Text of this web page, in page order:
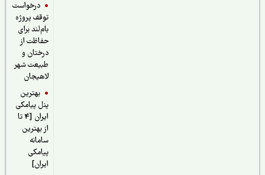
درخواست
توقف پروژه
بام‌لند برای
حفاظت از
درختان و
طبیعت شهر
لاهیجان
بهترین
پنل پیامکی
ایران [4 تا
از بهترین
سامانه
پیامکی